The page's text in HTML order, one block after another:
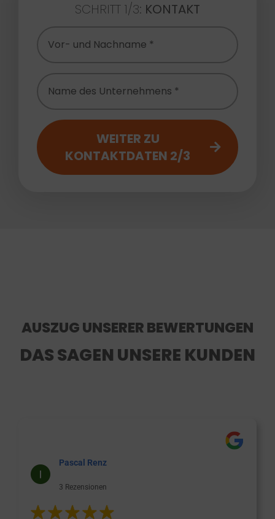
SCHRITT 1/3: KONTAKT
WEITER ZU
KONTAKTDATEN 2/3
AUSZUG UNSERER BEWERTUNGEN
DAS SAGEN UNSERE KUNDEN
Pascal Renz
3 Rezensionen